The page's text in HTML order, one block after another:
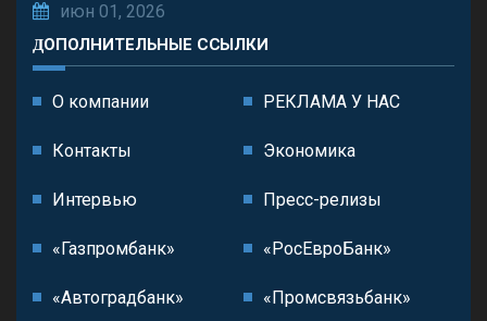
июн 01, 2026
ДОПОЛНИТЕЛЬНЫЕ ССЫЛКИ
О компании РЕКЛАМА У НАС
Контакты Экономика
Интервью Пресс-релизы
«Газпромбанк» «РосЕвроБанк»
«Автоградбанк» «Промсвязьбанк»